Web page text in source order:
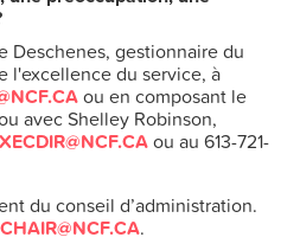
Deschenes, gestionnaire du
l'excellence du service, à
ou en composant le
ou avec Shelley Robinson,
ou au 613-721-
du conseil d’administration.
CHAIR@NCF.CA.